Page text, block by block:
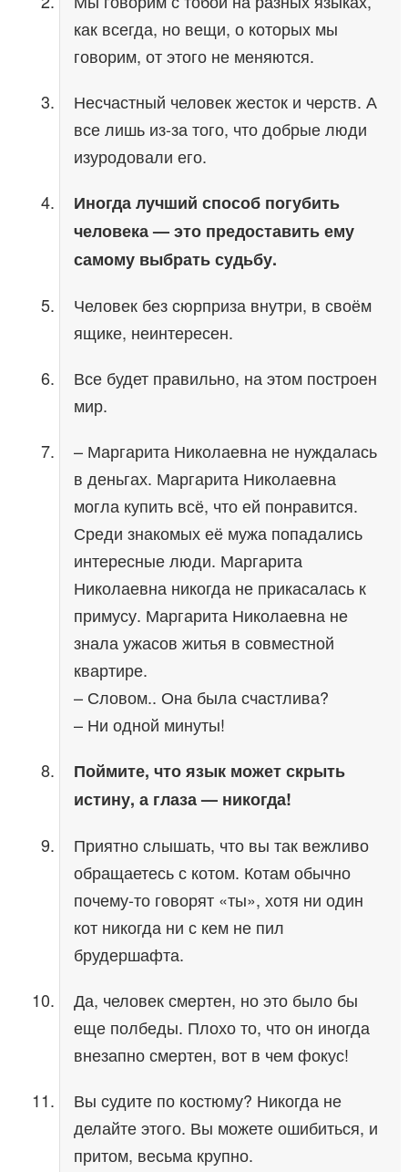
как всегда, но вещи, о которых мы
говорим, от этого не меняются.
Несчастный человек жесток и черств. А
все лишь из-за того, что добрые люди
изуродовали его.
Иногда лучший способ погубить
человека — это предоставить ему
самому выбрать судьбу.
Человек без сюрприза внутри, в своём
ящике, неинтересен.
Все будет правильно, на этом построен
мир.
– Маргарита Николаевна не нуждалась
в деньгах. Маргарита Николаевна
могла купить всё, что ей понравится.
Среди знакомых её мужа попадались
интересные люди. Маргарита
Николаевна никогда не прикасалась к
примусу. Маргарита Николаевна не
знала ужасов житья в совместной
квартире.
– Словом.. Она была счастлива?
– Ни одной минуты!
Поймите, что язык может скрыть
истину, а глаза — никогда!
Приятно слышать, что вы так вежливо
обращаетесь с котом. Котам обычно
почему-то говорят «ты», хотя ни один
кот никогда ни с кем не пил
брудершафта.
Да, человек смертен, но это было бы
еще полбеды. Плохо то, что он иногда
внезапно смертен, вот в чем фокус!
Вы судите по костюму? Никогда не
делайте этого. Вы можете ошибиться, и
притом, весьма крупно.